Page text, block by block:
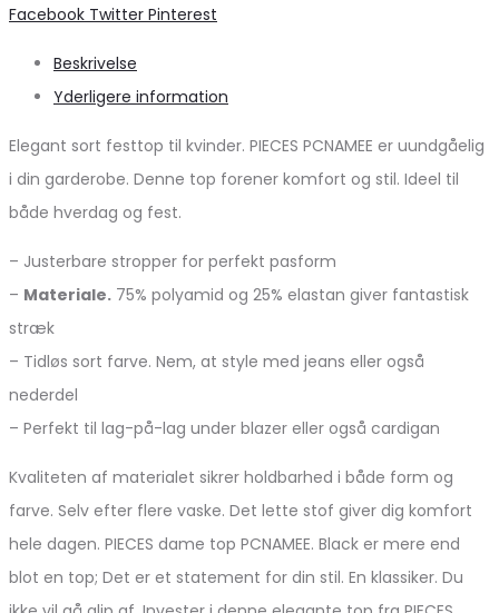
Share
Facebook Twitter Pinterest
Beskrivelse
Yderligere information
Elegant sort festtop til kvinder. PIECES PCNAMEE er uundgåelig
i din garderobe. Denne top forener komfort og stil. Ideel til
både hverdag og fest.
– Justerbare stropper for perfekt pasform
– Materiale. 75% polyamid og 25% elastan giver fantastisk
stræk
– Tidløs sort farve. Nem, at style med jeans eller også
nederdel
– Perfekt til lag-på-lag under blazer eller også cardigan
Kvaliteten af materialet sikrer holdbarhed i både form og
farve. Selv efter flere vaske. Det lette stof giver dig komfort
hele dagen. PIECES dame top PCNAMEE. Black er mere end
blot en top; Det er et statement for din stil. En klassiker. Du